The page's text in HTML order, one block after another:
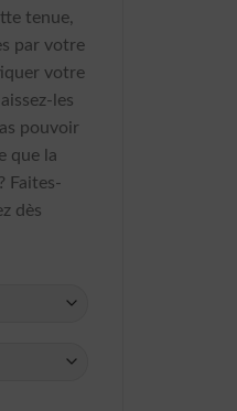
tenue,
par votre
votre
les
pouvoir
que la
Faites-
dès